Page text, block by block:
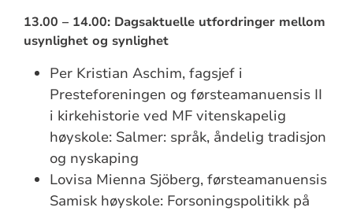
13.00 – 14.00: Dagsaktuelle utfordringer mellom
usynlighet og synlighet
Per Kristian Aschim, fagsjef i
Presteforeningen og førsteamanuensis II
i kirkehistorie ved MF vitenskapelig
høyskole: Salmer: språk, åndelig tradisjon
og nyskaping
Lovisa Mienna Sjöberg, førsteamanuensis
Samisk høyskole: Forsoningspolitikk på